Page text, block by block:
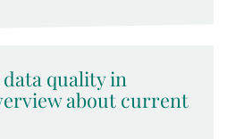
quality in
about current